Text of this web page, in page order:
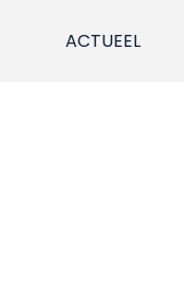
ACTUEEL